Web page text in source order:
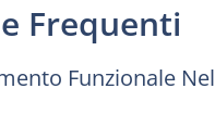
Frequenti
Funzionale Nel